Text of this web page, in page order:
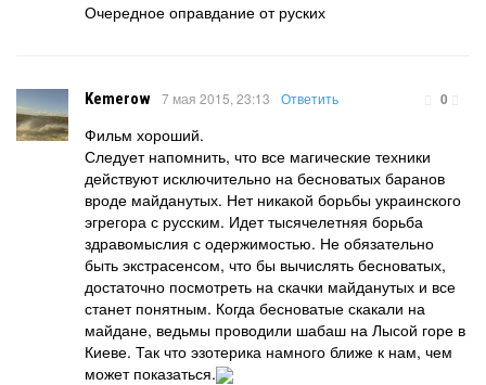
Очередное оправдание от руских
Kemerow 7 мая 2015, 23:13 0
Ответить
Фильм хороший.
Следует напомнить, что все магические техники
действуют исключительно на бесноватых баранов
вроде майданутых. Нет никакой борьбы украинского
эгрегора с русским. Идет тысячелетняя борьба
здравомыслия с одержимостью. Не обязательно
быть экстрасенсом, что бы вычислять бесноватых,
достаточно посмотреть на скачки майданутых и все
станет понятным. Когда бесноватые скакали на
майдане, ведьмы проводили шабаш на Лысой горе в
Киеве. Так что эзотерика намного ближе к нам, чем
может показаться.